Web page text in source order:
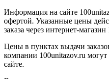
Информация на сайте
офертой. Указанные цены
заказа через интернет-
Цены в пунктах выдачи
компании 100unitazov.ru могут
сайте.